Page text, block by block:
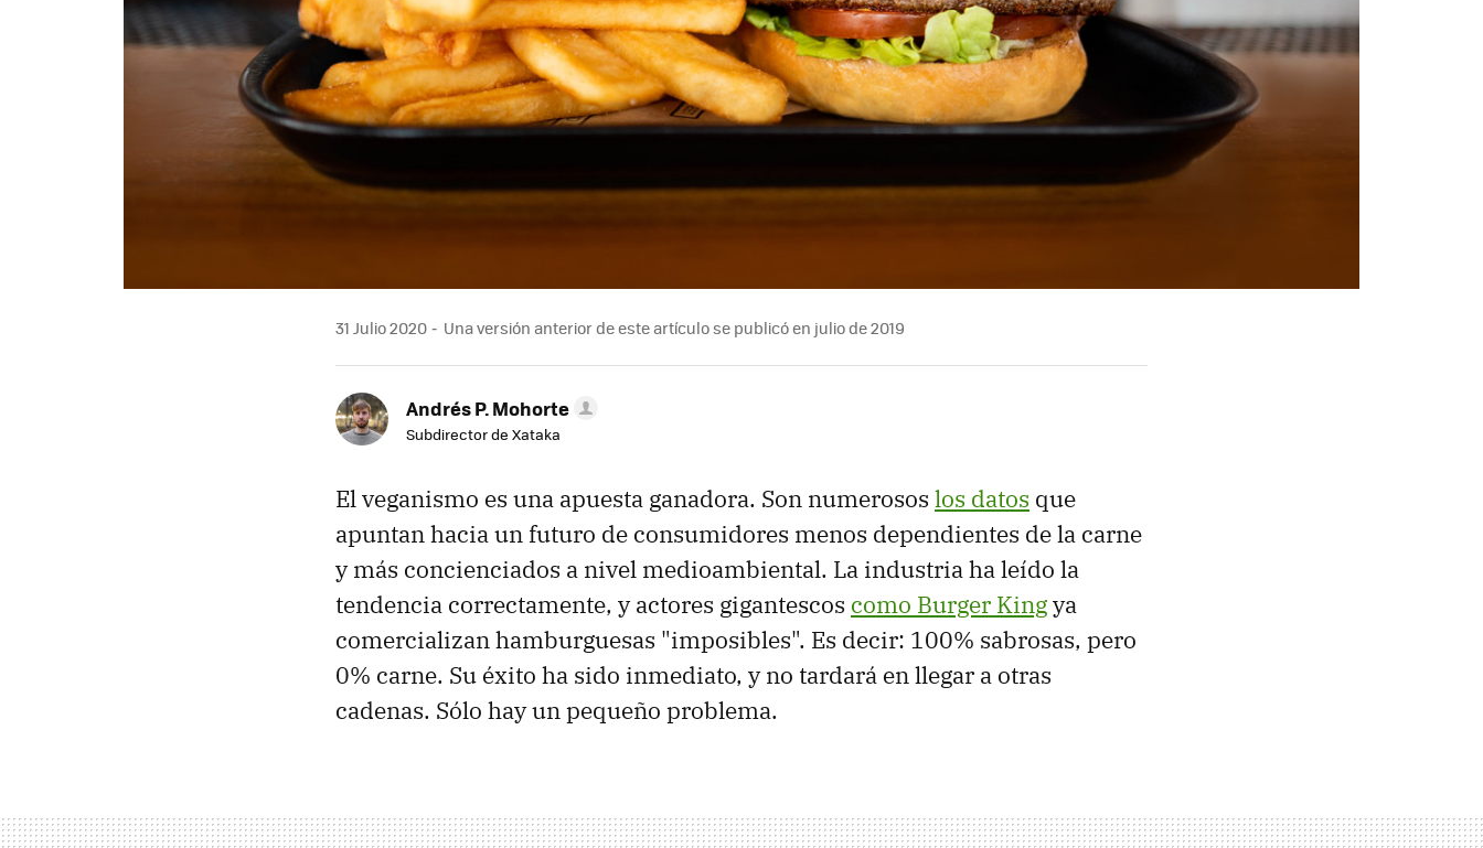
31 Julio 2020 Una versión anterior de este artículo se publicó en julio de 2019
Andrés P. Mohorte
Subdirector de Xataka
El veganismo es una apuesta ganadora. Son numerosos los datos que
apuntan hacia un futuro de consumidores menos dependientes de la carne
y más concienciados a nivel medioambiental. La industria ha leído la
tendencia correctamente, y actores gigantescos como Burger Kingya
comercializan hamburguesas "imposibles". Es decir: 100% sabrosas, pero
0% carne. Su éxito ha sido inmediato, y no tardará en llegar a otras
cadenas. Sólo hay un pequeño problema.